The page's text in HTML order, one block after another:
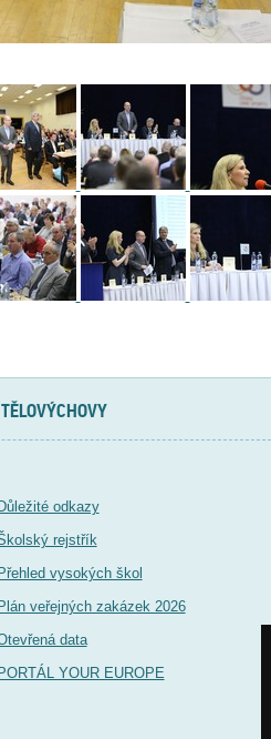
Důležité odkazy
rejstřík
Přehled vysokých škol
Plán veřejných zakázek 2026
data
PORTÁL YOUR EUROPE